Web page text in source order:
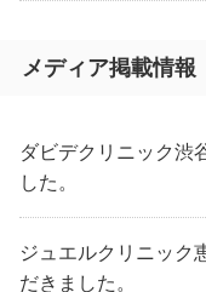
メディア掲載情報
ダビデクリニック渋
した。
ジュエルクリニック
だきました。